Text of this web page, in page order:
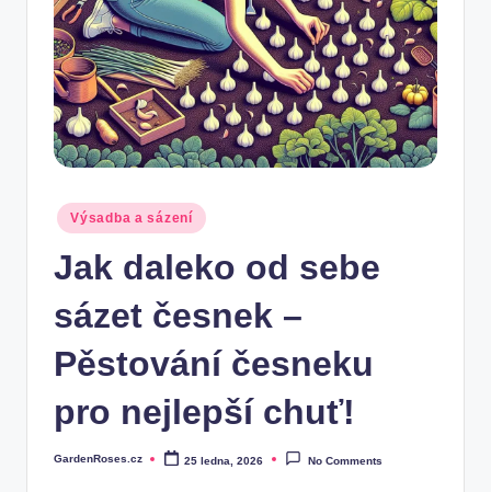
Posted
in
Výsadba a sázení
Jak daleko od sebe
sázet česnek –
Pěstování česneku
pro nejlepší chuť!
Posted
GardenRoses.cz 25 ledna, 2026 No Comments